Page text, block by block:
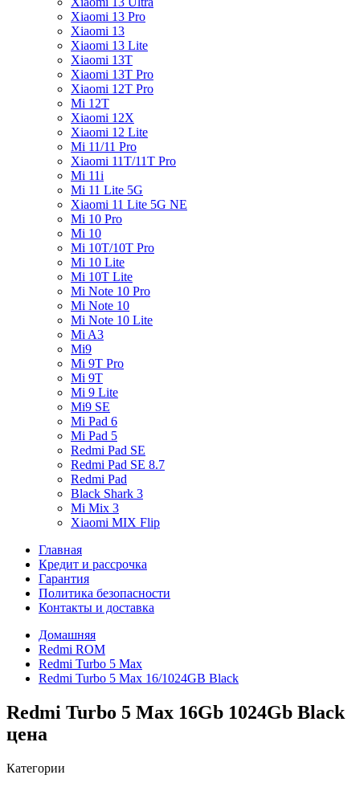
Xiaomi 13 Pro
Xiaomi 13
Xiaomi 13 Lite
Xiaomi 13T
Xiaomi 13T Pro
Xiaomi 12T Pro
Mi 12T
Xiaomi 12X
Xiaomi 12 Lite
Mi 11/11 Pro
Xiaomi 11T/11T Pro
Mi 11i
Mi 11 Lite 5G
Xiaomi 11 Lite 5G NE
Mi 10 Pro
Mi 10
Mi 10T/10T Pro
Mi 10 Lite
Mi 10T Lite
Mi Note 10 Pro
Mi Note 10
Mi Note 10 Lite
Mi A3
Mi9
Mi 9T Pro
Mi 9T
Mi 9 Lite
Mi9 SE
Mi Pad 6
Mi Pad 5
Redmi Pad SE
Redmi Pad SE 8.7
Redmi Pad
Black Shark 3
Mi Mix 3
Xiaomi MIX Flip
Главная
Кредит и рассрочка
Гарантия
Политика безопасности
Контакты и доставка
Домашняя
Redmi ROM
Redmi Turbo 5 Max
Redmi Turbo 5 Max 16/1024GB Black
Redmi Turbo 5 Max 16Gb 1024Gb Black
цена
Категории